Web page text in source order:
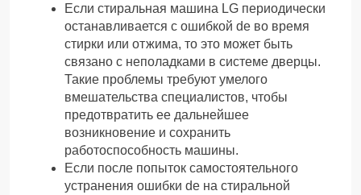
Если стиральная машина LG периодически
останавливается с ошибкой de во время
стирки или отжима, то это может быть
связано с неполадками в системе дверцы.
Такие проблемы требуют умелого
вмешательства специалистов, чтобы
предотвратить ее дальнейшее
возникновение и сохранить
работоспособность машины.
Если после попыток самостоятельного
устранения ошибки de на стиральной